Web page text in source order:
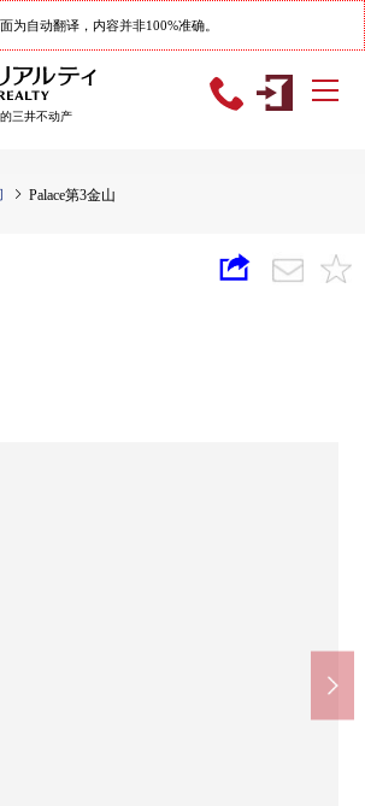
为自动翻译，内容并非100%准确。
三井不动产
Palace第3金山